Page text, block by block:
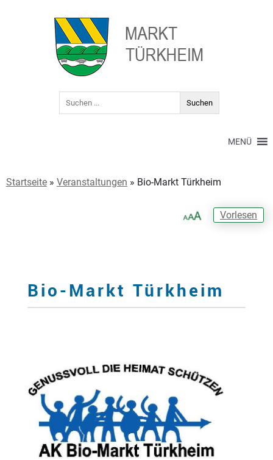
MENÜ
Startseite» Veranstaltungen » Bio-Markt Türkheim
Vorlesen
Bio-Markt Türkheim